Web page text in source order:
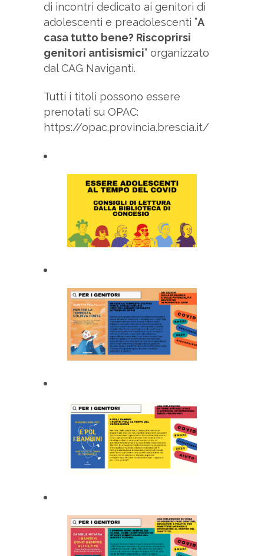
di incontri dedicato ai genitori di
adolescenti e preadolescenti ”A
casa tutto bene? Riscoprirsi
genitori antisismici” organizzato
dal CAG Naviganti.
Tutti i titoli possono essere
prenotati su OPAC:
https://opac.provincia.brescia.it/